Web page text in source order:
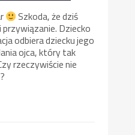
Szkoda, że dziś
Dziecko
odbiera dziecku jego
ojca, który tak
rzeczywiście nie